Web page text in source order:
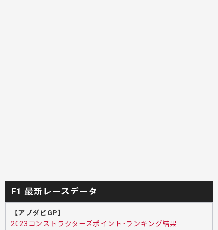
F1 最新レースデータ
【アブダビGP】
2023コンストラクターズポイント･ランキング結果